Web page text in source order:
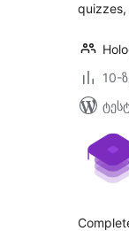
10-